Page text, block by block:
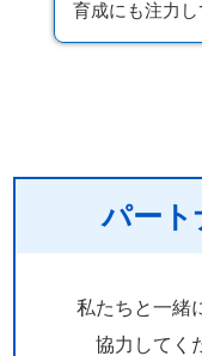
育成にも注力し
パート
私たちと一緒
協力してく